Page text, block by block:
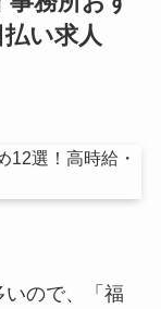
い求人
ので、「福